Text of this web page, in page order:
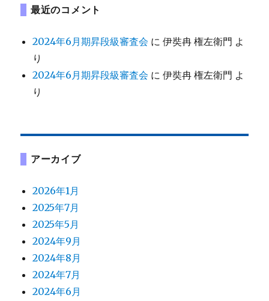
最近のコメント
2024年6月期昇段級審査会 に伊奘冉 権左衛門 よ
り
2024年6月期昇段級審査会 に伊奘冉 権左衛門 よ
り
アーカイブ
2026年1月
2025年7月
2025年5月
2024年9月
2024年8月
2024年7月
2024年6月